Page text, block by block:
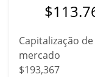
$
Capitalização de
mercado
$193,367